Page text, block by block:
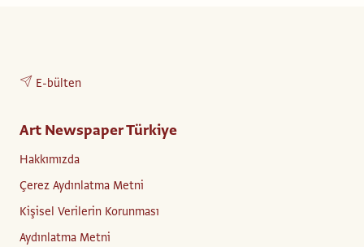
E-bülten
Art Newspaper Türkiye
Hakkımızda
Çerez Aydınlatma Metni
Kişisel Verilerin Korunması
Aydınlatma Metni